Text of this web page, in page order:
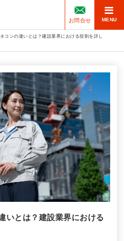
MENU
お問合せ
コンの違いとは？建設業界における役割を詳し
いとは？建設業界における